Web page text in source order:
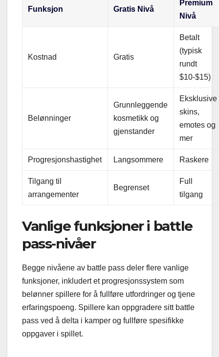
Funksjon Gratis Nivå
Premium
Nivå
Kostnad Gratis
Betalt
(typisk
rundt
$10-$15)
Belønninger
Grunnleggende
kosmetikk og
gjenstander
Eksklusive
skins,
emotes og
mer
Progresjonshastighet Langsommere Raskere
Tilgang til
arrangementer
Begrenset
Full
tilgang
Vanlige funksjoner i battle
pass-nivåer
Begge nivåene av battle pass deler flere vanlige
funksjoner, inkludert et progresjonssystem som
belønner spillere for å fullføre utfordringer og tjene
erfaringspoeng. Spillere kan oppgradere sitt battle
pass ved å delta i kamper og fullføre spesifikke
oppgaver i spillet.